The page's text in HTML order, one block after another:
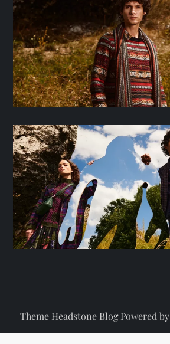
Theme Headstone Blog Powered by